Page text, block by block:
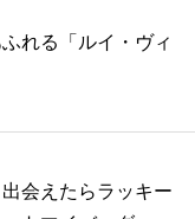
れる「ルイ・ヴィ
会えたらラッキー